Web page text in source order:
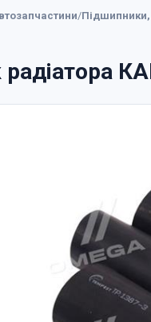
/Підшипники,
радіатора